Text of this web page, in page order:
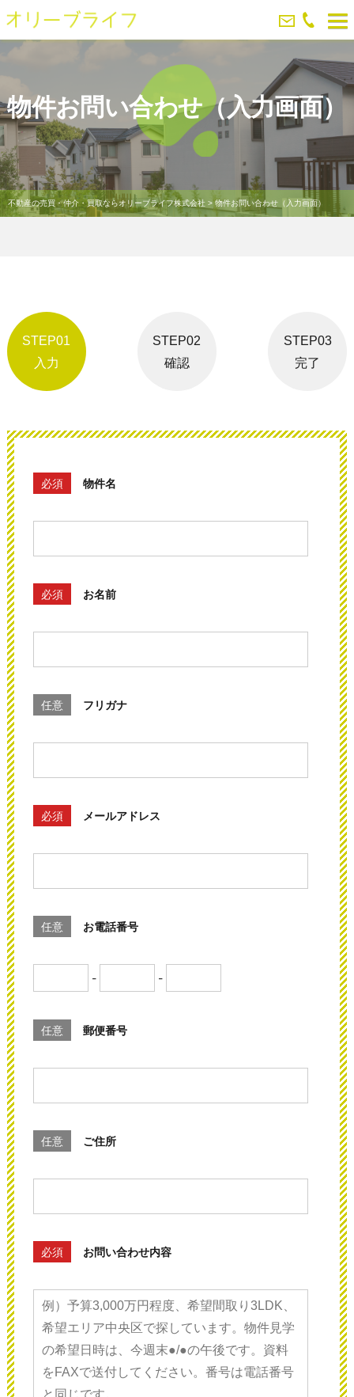
物件お問い合わせ（入力画面）
不動産の売買・仲介・買取ならオリーブライフ株式会社 >物件お問い合わせ（入力画面）
STEP01
入力
STEP02
確認
STEP03
完了
必須 物件名
必須 お名前
任意 フリガナ
必須 メールアドレス
任意 お電話番号
- -
任意 郵便番号
任意 ご住所
必須 お問い合わせ内容